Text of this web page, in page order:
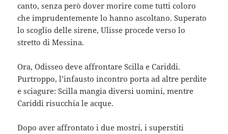
canto, senza però dover morire come tutti coloro
che imprudentemente lo hanno ascoltano. Superato
lo scoglio delle sirene, Ulisse procede verso lo
stretto di Messina.
Ora, Odisseo deve affrontare Scilla e Cariddi.
Purtroppo, l’infausto incontro porta ad altre perdite
e sciagure: Scilla mangia diversi uomini, mentre
Cariddi risucchia le acque.
Dopo aver affrontato i due mostri, i superstiti